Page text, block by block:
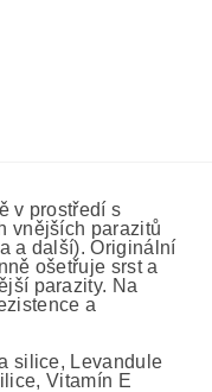
v prostředí s
vnějších parazitů
a další). Originální
ošetřuje srst a
parazity. Na
a
silice, Levandule
Vitamín E